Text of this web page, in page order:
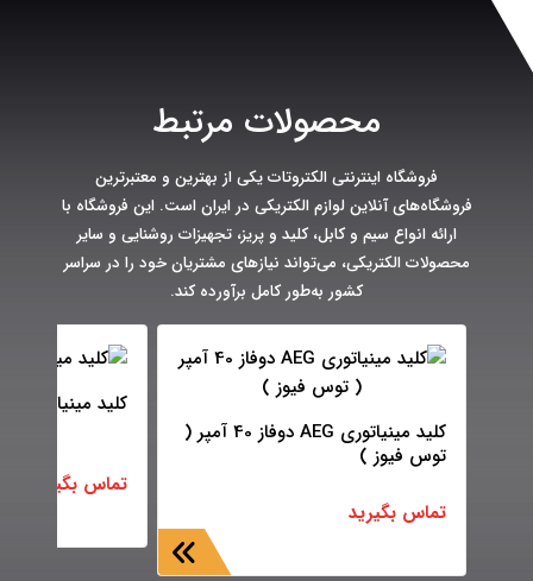
محصولات مرتبط
فروشگاه اینترنتی الکتروتات یکی از بهترین و معتبرترین
فروشگاه‌های آنلاین لوازم الکتریکی در ایران است. این فروشگاه با
ارائه انواع سیم و کابل، کلید و پریز، تجهیزات روشنایی و سایر
محصولات الکتریکی، می‌تواند نیازهای مشتریان خود را در سراسر
کشور به‌طور کامل برآورده کند.
کلید مینیاتوری AEG دوفاز 40 آمپر (
توس فیوز )
تماس بگیرید
کلید مینیاتوری AEG تکفاز 40 آمپر
تماس بگیرید